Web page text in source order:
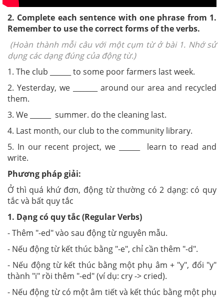
2. Complete each sentence with one phrase from 1.
Remember to use the correct forms of the verbs.
(Hoàn thành mỗi câu với một cụm từ ở bài 1. Nhớ sử
dụng các dạng đúng của động từ.)
1. The club ______ to some poor farmers last week.
2. Yesterday, we _______ around our area and recycled
them.
3. We ______ summer. do the cleaning last.
4. Last month, our club to the community library.
5. In our recent project, we ______ learn to read and
write.
Phương pháp giải:
Ở thì quá khứ đơn, động từ thường có 2 dạng: có quy
tắc và bất quy tắc
1. Dạng có quy tắc (Regular Verbs)
- Thêm "-ed" vào sau động từ nguyên mẫu.
- Nếu động từ kết thúc bằng "-e", chỉ cần thêm "-d".
- Nếu động từ kết thúc bằng một phụ âm + "y", đổi "y"
thành "i" rồi thêm "-ed" (ví dụ: cry -> cried).
- Nếu động từ có một âm tiết và kết thúc bằng một phụ